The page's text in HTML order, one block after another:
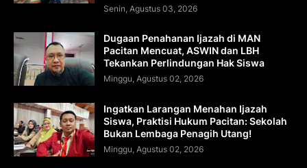
Senin, Agustus 03, 2026
Dugaan Penahanan Ijazah di MAN
Pacitan Mencuat, ASWIN dan LBH
Tekankan Perlindungan Hak Siswa
Minggu, Agustus 02, 2026
Ingatkan Larangan Menahan Ijazah
Siswa, Praktisi Hukum Pacitan: Sekolah
Bukan Lembaga Penagih Utang!
Minggu, Agustus 02, 2026